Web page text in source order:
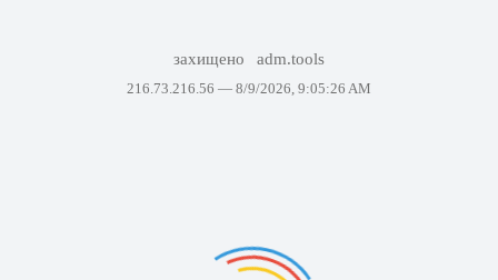
захищено adm.tools
216.73.216.56 — 8/9/2026, 9:05:26 AM